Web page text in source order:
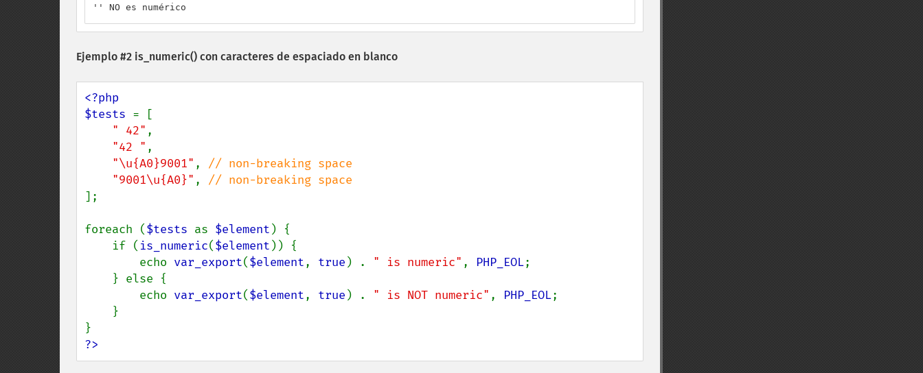
'' NO es numérico
Ejemplo #2 is_numeric() con caracteres de espaciado en blanco
<?php
$tests = [
" 42" ,
"42 " ,
"\u{A0}9001" , // non-breaking space
"9001\u{A0}" ,
];
foreach ($tests as $element ) {
    if (
is_numeric($element )) {
        echo
var_export($element, true ) . " is numeric" , PHP_EOL;
        echo
var_export($element, true ) . " is NOT numeric" , PHP_EOL;
?>